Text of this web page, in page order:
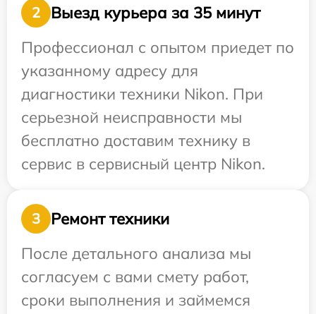
2
Выезд курьера за 35 минут
Профессионал с опытом приедет по
указанному адресу для
диагностики техники Nikon. При
серьезной неисправности мы
бесплатно доставим технику в
сервис в сервисный центр Nikon.
3
Ремонт техники
После детального анализа мы
согласуем с вами смету работ,
сроки выполнения и займемся